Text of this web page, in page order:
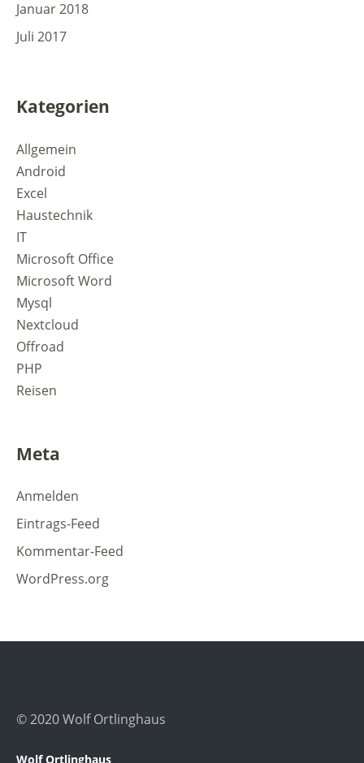
Januar 2018
Juli 2017
Kategorien
Allgemein
Android
Excel
Haustechnik
IT
Microsoft Office
Microsoft Word
Mysql
Nextcloud
Offroad
PHP
Reisen
Meta
Anmelden
Eintrags-Feed
Kommentar-Feed
WordPress.org
© 2020 Wolf Ortlinghaus
Wolf Ortlinghaus